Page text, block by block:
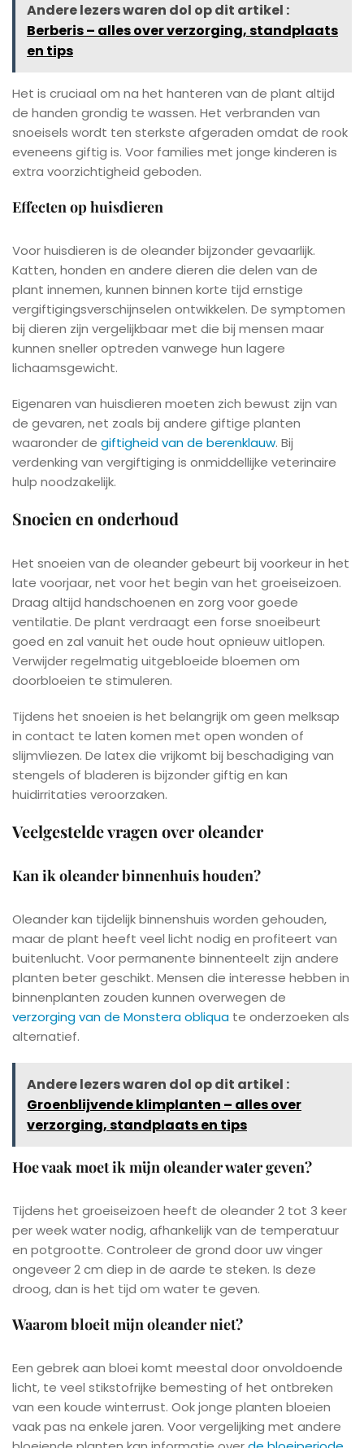
Andere lezers waren dol op dit artikel :
Berberis – alles over verzorging, standplaats
en tips
Het is cruciaal om na het hanteren van de plant altijd
de handen grondig te wassen. Het verbranden van
snoeisels wordt ten sterkste afgeraden omdat de rook
eveneens giftig is. Voor families met jonge kinderen is
extra voorzichtigheid geboden.
Effecten op huisdieren
Voor huisdieren is de oleander bijzonder gevaarlijk.
Katten, honden en andere dieren die delen van de
plant innemen, kunnen binnen korte tijd ernstige
vergiftigingsverschijnselen ontwikkelen. De symptomen
bij dieren zijn vergelijkbaar met die bij mensen maar
kunnen sneller optreden vanwege hun lagere
lichaamsgewicht.
Eigenaren van huisdieren moeten zich bewust zijn van
de gevaren, net zoals bij andere giftige planten
waaronder de giftigheid van de berenklauw. Bij
verdenking van vergiftiging is onmiddellijke veterinaire
hulp noodzakelijk.
Snoeien en onderhoud
Het snoeien van de oleander gebeurt bij voorkeur in het
late voorjaar, net voor het begin van het groeiseizoen.
Draag altijd handschoenen en zorg voor goede
ventilatie. De plant verdraagt een forse snoeibeurt
goed en zal vanuit het oude hout opnieuw uitlopen.
Verwijder regelmatig uitgebloeide bloemen om
doorbloeien te stimuleren.
Tijdens het snoeien is het belangrijk om geen melksap
in contact te laten komen met open wonden of
slijmvliezen. De latex die vrijkomt bij beschadiging van
stengels of bladeren is bijzonder giftig en kan
huidirritaties veroorzaken.
Veelgestelde vragen over oleander
Kan ik oleander binnenhuis houden?
Oleander kan tijdelijk binnenshuis worden gehouden,
maar de plant heeft veel licht nodig en profiteert van
buitenlucht. Voor permanente binnenteelt zijn andere
planten beter geschikt. Mensen die interesse hebben in
binnenplanten zouden kunnen overwegen de
verzorging van de Monstera obliqua te onderzoeken als
alternatief.
Andere lezers waren dol op dit artikel :
Groenblijvende klimplanten – alles over
verzorging, standplaats en tips
Hoe vaak moet ik mijn oleander water geven?
Tijdens het groeiseizoen heeft de oleander 2 tot 3 keer
per week water nodig, afhankelijk van de temperatuur
en potgrootte. Controleer de grond door uw vinger
ongeveer 2 cm diep in de aarde te steken. Is deze
droog, dan is het tijd om water te geven.
Waarom bloeit mijn oleander niet?
Een gebrek aan bloei komt meestal door onvoldoende
licht, te veel stikstofrijke bemesting of het ontbreken
van een koude winterrust. Ook jonge planten bloeien
vaak pas na enkele jaren. Voor vergelijking met andere